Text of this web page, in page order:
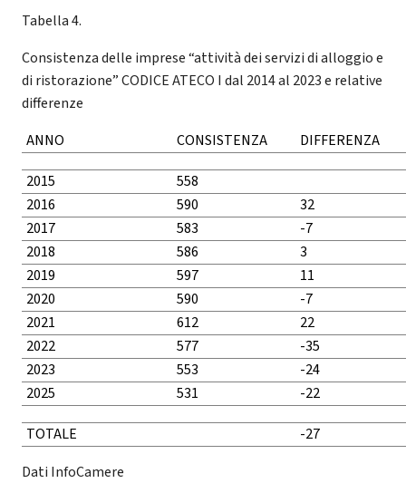
Tabella 4.
Consistenza delle imprese “attività dei servizi di alloggio e
di ristorazione” CODICE ATECO I dal 2014 al 2023 e relative
differenze
ANNO
CONSISTENZA DIFFERENZA
2015
558
2016
590
32
2017
583
-7
2018
586
3
2019
597
11
2020
590
-7
2021
612
22
2022
577
-35
2023
553
-24
2025
531 -22
TOTALE
-27
Dati InfoCamere